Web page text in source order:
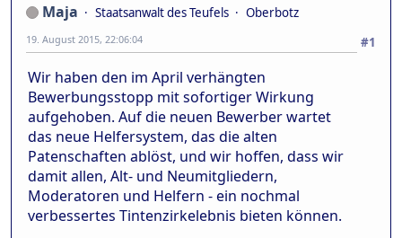
Maja Staatsanwalt des Teufels
Oberbotz
#1
19. August 2015, 22:06:04
Wir haben den im April verhängten
Bewerbungsstopp mit sofortiger Wirkung
aufgehoben. Auf die neuen Bewerber wartet
das neue Helfersystem, das die alten
Patenschaften ablöst, und wir hoffen, dass wir
damit allen, Alt- und Neumitgliedern,
Moderatoren und Helfern - ein nochmal
verbessertes Tintenzirkelebnis bieten können.